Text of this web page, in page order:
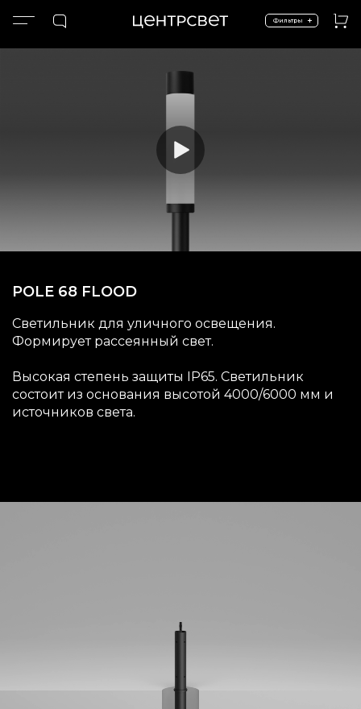
Фильтры +
POLE 68 FLOOD
Светильник для уличного освещения.
Формирует рассеянный свет.
Высокая степень защиты IP65. Светильник
состоит из основания высотой 4000/6000 мм и
источников света.